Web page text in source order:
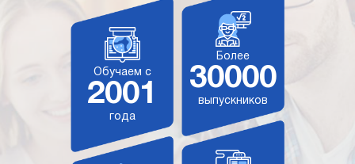
Обучаем с
2001
года
Более
30000
выпускников